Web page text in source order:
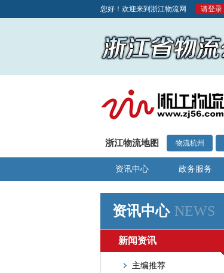
您好！欢迎来到浙江物流网 请登录
浙江物流地图 物流杭州
资讯中心 政务服务
资讯中心 NEWS
新闻资讯
主编推荐